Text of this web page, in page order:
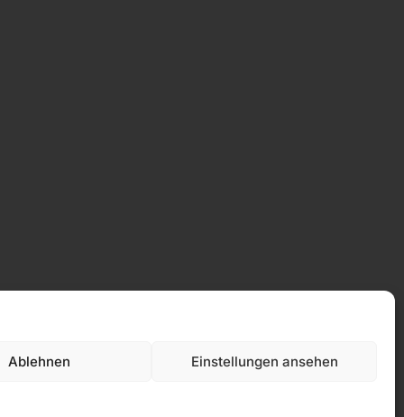
Ablehnen Einstellungen ansehen